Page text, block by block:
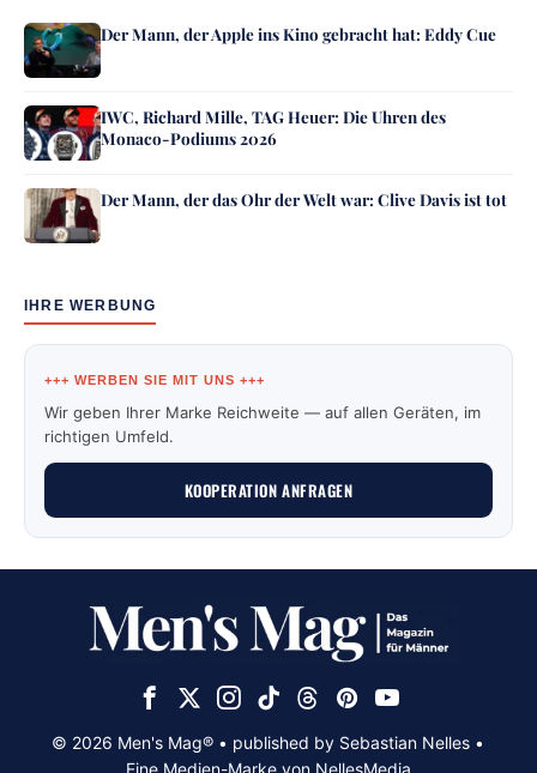
Der Mann, der Apple ins Kino gebracht hat: Eddy Cue
IWC, Richard Mille, TAG Heuer: Die Uhren des
Monaco-Podiums 2026
Der Mann, der das Ohr der Welt war: Clive Davis ist tot
IHRE WERBUNG
+++ WERBEN SIE MIT UNS +++
Wir geben Ihrer Marke Reichweite — auf allen Geräten, im
richtigen Umfeld.
KOOPERATION ANFRAGEN
© 2026 Men's Mag® • published by Sebastian Nelles •
Eine Medien-Marke von NellesMedia